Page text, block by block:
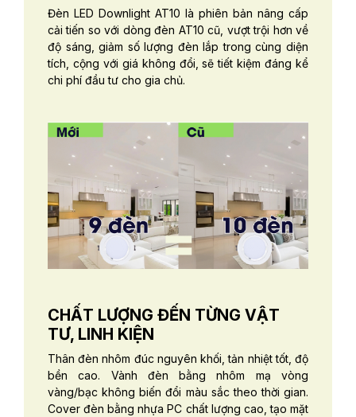
Đèn LED Downlight AT10 là phiên bản nâng cấp
cải tiến so với dòng đèn AT10 cũ, vượt trội hơn về
độ sáng, giảm số lượng đèn lắp trong cùng diện
tích, cộng với giá không đổi, sẽ tiết kiệm đáng kể
chi phí đầu tư cho gia chủ.
CHẤT LƯỢNG ĐẾN TỪNG VẬT
TƯ, LINH KIỆN
Thân đèn nhôm đúc nguyên khối, tản nhiệt tốt, độ
bền cao. Vành đèn bằng nhôm mạ vòng
vàng/bạc không biến đổi màu sắc theo thời gian.
Cover đèn bằng nhựa PC chất lượng cao, tạo mặt